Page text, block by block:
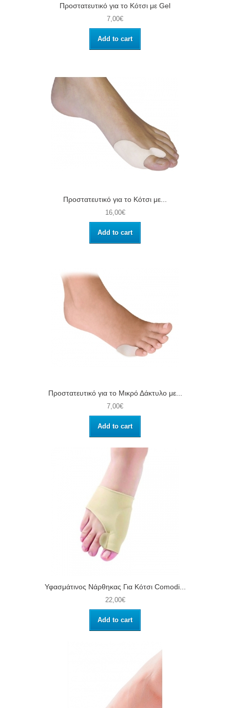
Προστατευτικό για το Κότσι με Gel
7,00€
Add to cart
Προστατευτικό για το Κότσι με...
16,00€
Add to cart
Προστατευτικό για το Μικρό Δάκτυλο με...
7,00€
Add to cart
Υφασμάτινος Νάρθηκας Για Κότσι Comodi...
22,00€
Add to cart